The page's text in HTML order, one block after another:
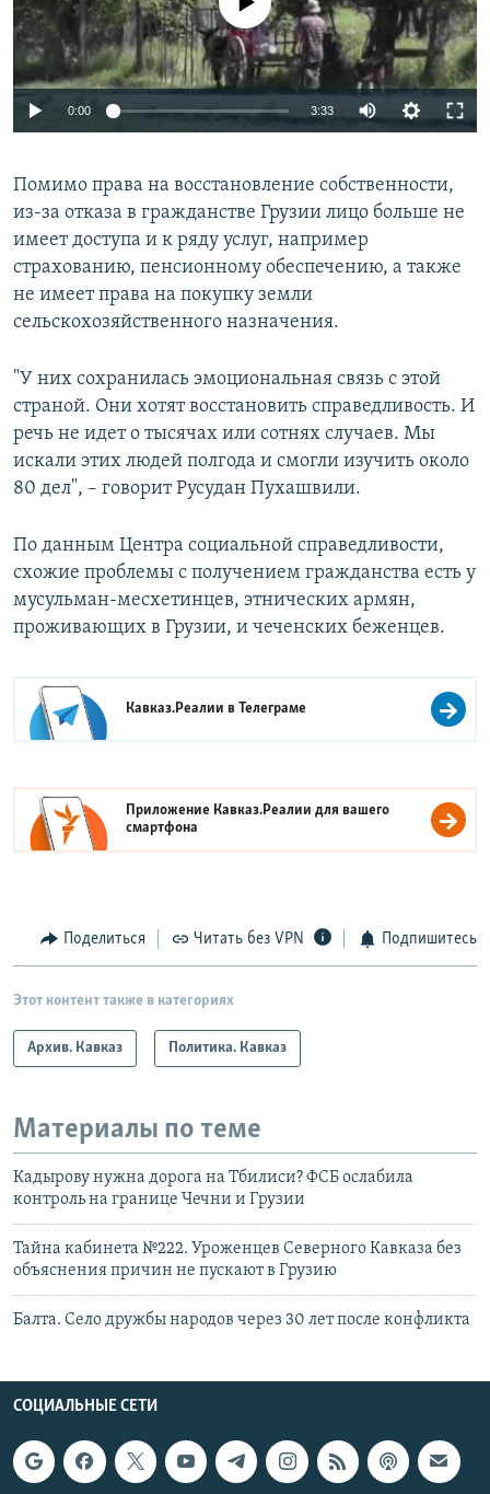
0:00 3:33
Помимо права на восстановление собственности,
из-за отказа в гражданстве Грузии лицо больше не
имеет доступа и к ряду услуг, например
страхованию, пенсионному обеспечению, а также
не имеет права на покупку земли
сельскохозяйственного назначения.
"У них сохранилась эмоциональная связь с этой
страной. Они хотят восстановить справедливость. И
речь не идет о тысячах или сотнях случаев. Мы
искали этих людей полгода и смогли изучить около
80 дел", – говорит Русудан Пухашвили.
По данным Центра социальной справедливости,
схожие проблемы с получением гражданства есть у
мусульман-месхетинцев, этнических армян,
проживающих в Грузии, и чеченских беженцев.
Кавказ.Реалии вТелеграме
Приложение Кавказ.Реалии для вашего
смартфона
Поделиться Читать без VPN Подпишитесь
Этот контент также в категориях
Архив. Кавказ Политика. Кавказ
Материалы по теме
Кадырову нужна дорога на Тбилиси? ФСБ ослабила
контроль на границе Чечни и Грузии
Тайна кабинета №222. Уроженцев Северного Кавказа без
объяснения причин не пускают в Грузию
Балта. Село дружбы народов через 30 лет после конфликта
СОЦИАЛЬНЫЕ СЕТИ